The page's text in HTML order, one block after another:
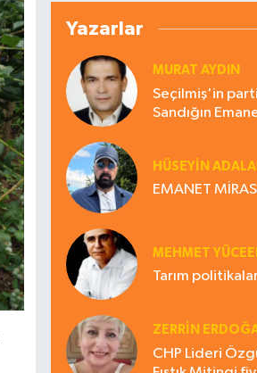
Yazarlar
MURAT AYDIN
Seçilmiş'in
Sandığın
HÜSEYIN
EMANET
MEHMET
Tarım
ZERRIN
CHP Lideri